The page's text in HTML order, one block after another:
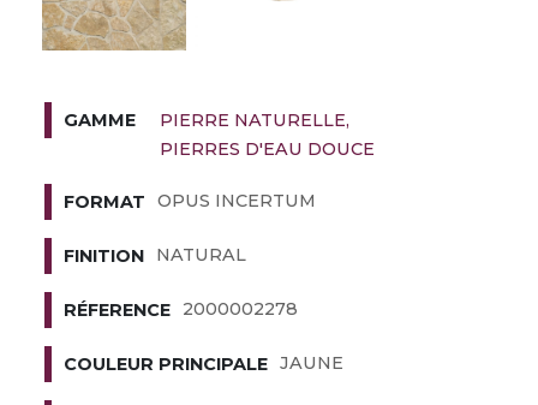
GAMME
PIERRE NATURELLE
PIERRES D'EAU DOUCE
FORMAT OPUS INCERTUM
FINITION NATURAL
RÉFERENCE 2000002278
COULEUR PRINCIPALE JAUNE